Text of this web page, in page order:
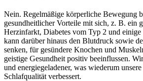
Nein. Regelmäßige körperliche Bewegung
gesundheitlicher Vorteile mit sich, z. B. ein
Herzinfarkt, Diabetes vom Typ 2 und einige
kann darüber hinaus den Blutdruck sowie
senken, für gesündere Knochen und
geistige Gesundheit positiv beeinflussen.
und energiegeladener, was wiederum
Schlafqualität verbessert.